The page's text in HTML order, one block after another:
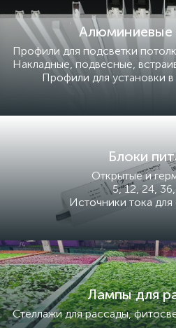
Алюминиевые
Накладные, подвесные, встраиваемые
Профили для установки
Блоки
Открытые и
5, 12, 24,
Источники тока
Лампы для